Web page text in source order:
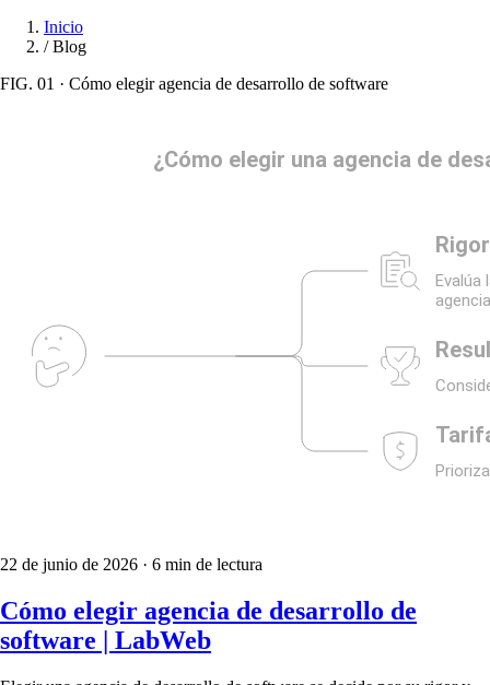
Inicio
/ Blog
Blog
FIG. 01 · Cómo elegir agencia de desarrollo de software
22 de junio de 2026 · 6 min de lectura
Cómo elegir agencia de desarrollo de
software | LabWeb